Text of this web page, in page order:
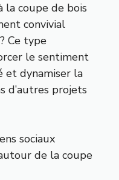
la coupe de bois
convivial
Ce type
le sentiment
et dynamiser la
d’autres projets
sociaux
de la coupe